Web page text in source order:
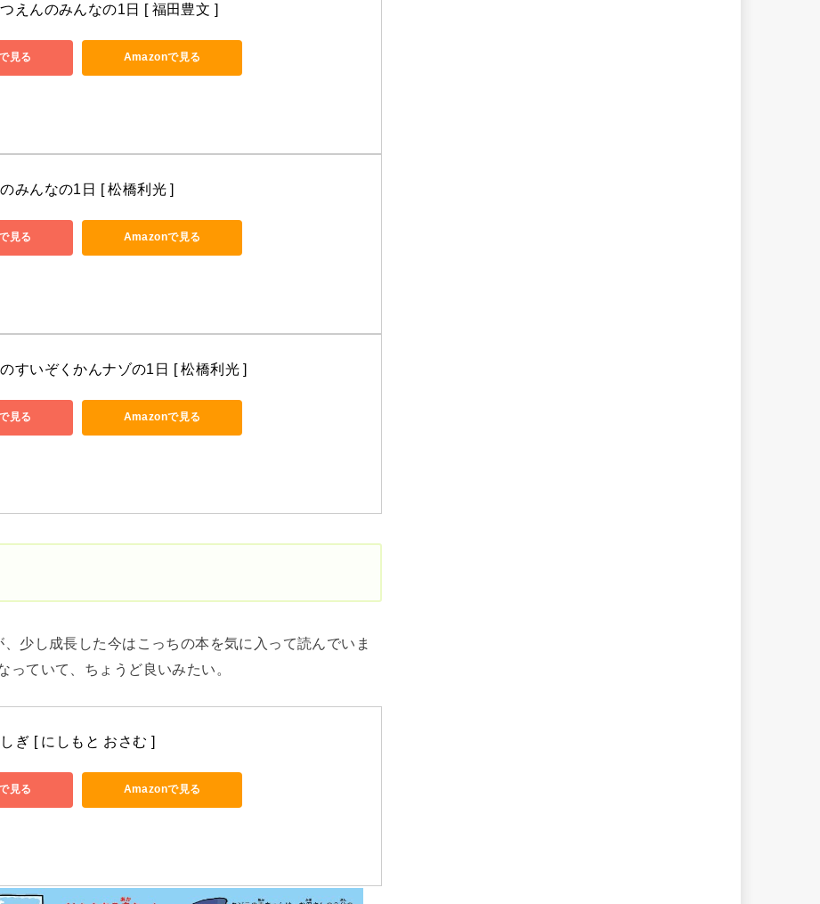
えんのみんなの1日 [ 福田豊文 ]
見る Amazonで見る
みんなの1日 [ 松橋利光 ]
見る Amazonで見る
すいぞくかんナゾの1日 [ 松橋利光 ]
見る Amazonで見る
少し成長した今はこっちの本を気に入って読んでいま
ていて、ちょうど良いみたい。
ぎ [ にしもと おさむ ]
見る Amazonで見る